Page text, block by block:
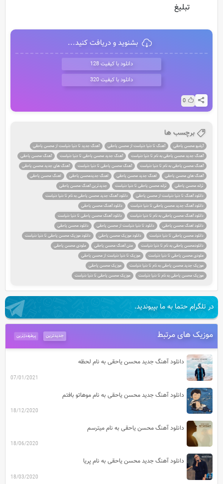
تبلیغ
بشنوید و دریافت کنید...
دانلود با کیفیت 128
دانلود با کیفیت 320
0
برچسب ها
آرشیو محسن یاحقی آهنگ تا دنیا دنیاست از محسن یاحقی
آهنگ جدید تا دنیا دنیاست از محسن یاحقی
آهنگ جدید محسن یاحقی به نام تا دنیا دنیاست
آهنگ جدید محسن یاحقی تا دنیا دنیاست
آهنگ محسن یاحقی
آهنگ محسن یاحقی به نام تا دنیا دنیاست
آهنگ محسن یاحقی تا دنیا دنیاست
آهنگ های جدید محسن یاحقی
آهنگ های محسن یاحقی
اهنگ جدید محسن یاحقی اهنگ جدیدمحسن یاحقی
اهنگ محسن یاحقی
ترانه محسن یاحقی
ترانه محسن یاحقی تا دنیا دنیاست
جدیدترین آهنگ محسن یاحقی
دانلود آهنگ تا دنیا دنیاست از محسن یاحقی
دانلود آهنگ جدید محسن یاحقی به نام تا دنیا دنیاست
دانلود آهنگ جدید محسن یاحقی تا دنیا دنیاست
دانلود آهنگ محسن یاحقی
دانلود آهنگ محسن یاحقی به نام تا دنیا دنیاست
دانلود آهنگ محسن یاحقی تا دنیا دنیاست
دانلود اهنگ محسن یاحقی
دانلود تا دنیا دنیاست از محسن یاحقی
دانلود محسن یاحقی
دانلود محسن یاحقی تا دنیا دنیاست
دانلود موزیک محسن یاحقی
دانلود موزیک محسن یاحقی تا دنیا دنیاست
دانلودمحسن یاحقی به نام تا دنیا دنیاست
متن آهنگ محسن یاحقی
ملودی محسن یاحقی
ملودی محسن یاحقی تا دنیا دنیاست
موزیک تا دنیا دنیاست از محسن یاحقی
موزیک جدید محسن یاحقی به نام تا دنیا دنیاست
موزیک محسن یاحقی
موزیک محسن یاحقی به نام تا دنیا دنیاست
موزیک محسن یاحقی تا دنیا دنیاست
در تلگرام حتما به ما بپیوندید.
موزیک های مرتبط پرطرفدارترین جدیدترین
دانلود آهنگ جدید محسن یاحقی به نام لحظه
07/01/2021
دانلود آهنگ جدید محسن یاحقی به نام موهاتو بافتم
18/12/2020
دانلود آهنگ محسن یاحقی به نام میترسم
18/06/2020
دانلود آهنگ جدید محسن یاحقی به نام پریا
18/03/2020